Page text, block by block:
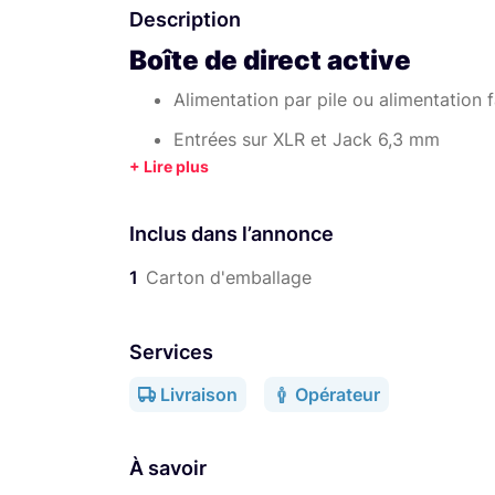
Description
Boîte de direct active
Alimentation par pile ou alimentation
Entrées sur XLR et Jack 6,3 mm
Sortie sur XLR
Pad atténuateur -20 / -40 dB
Boîtier DI la plus rependue du marcher.
Inclus dans l’annonce
1 Carton d'emballage
Services
Livraison Opérateur
À savoir